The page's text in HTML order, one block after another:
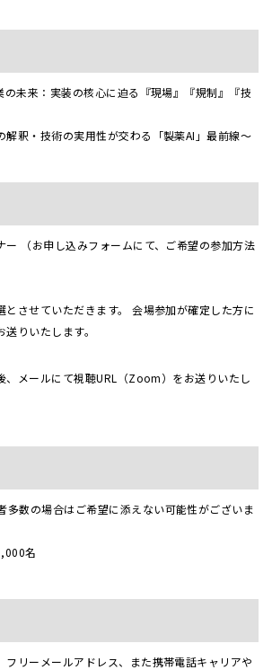
の未来：実装の核心に迫る『現場』『規制』『技
釈・技術の実用性が交わる「製薬AI」最前線～
ー （お申し込みフォームにて、ご希望の参加方法
とさせていただきます。 会場参加が確定した方に
りいたします。
、メールにて視聴URL（Zoom）をお送りいたし
多数の場合はご希望に添えない可能性がございま
名
フリーメールアドレス、また携帯電話キャリアや